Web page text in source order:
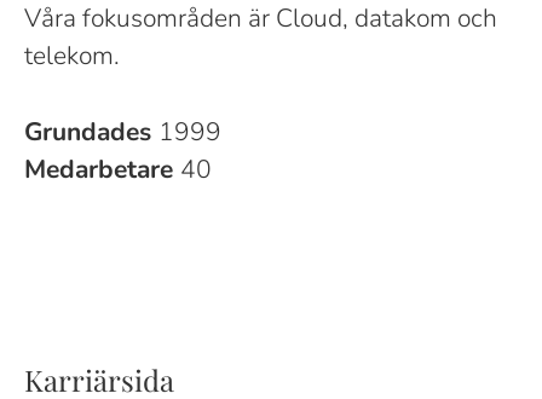
Våra fokusområden är Cloud, datakom och
telekom.
Grundades 1999
Medarbetare 40
Karriärsida